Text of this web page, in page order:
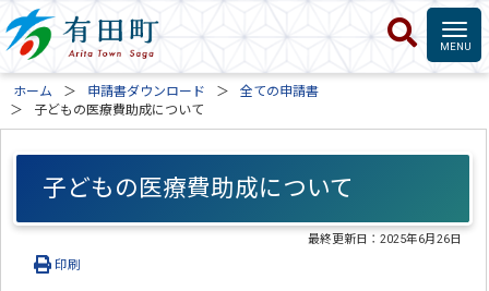
ホーム 申請書ダウンロード
全ての申請書
子どもの医療費助成について
子どもの医療費助成について
最終更新日：2025年6月26日
印刷